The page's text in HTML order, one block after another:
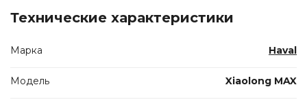
Технические характеристики
Марка Haval
Модель Xiaolong MAX